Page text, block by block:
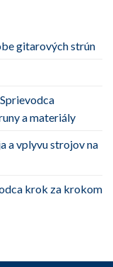
gitarových strún
a materiály
a vplyvu strojov na
krok za krokom